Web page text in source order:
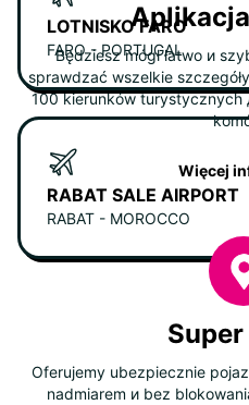
LOTNISKO FARO
FARO - PORTUGAL
RABAT SALE AIRPORT
RABAT - MOROCCO
Będziesz mógł łatwo и
sprawdzać wszelkie
100 kierunków turystycznych
Więcej
Super
Oferujemy ubezpiecznie
nadmiarem и bez